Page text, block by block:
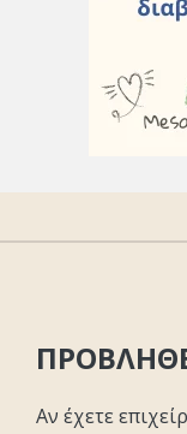
Αν έχετε